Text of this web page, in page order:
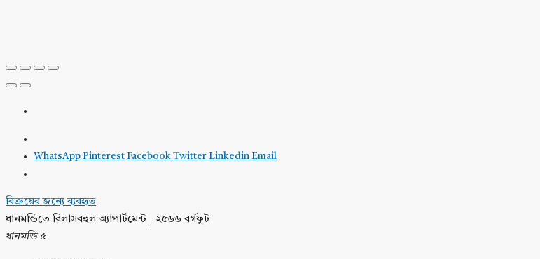
WhatsApp Pinterest Facebook Twitter Linkedin Email
বিক্রয়ের জন্যেব্যবহৃত
ধানমন্ডিতে বিলাসবহুল অ্যাপার্টমেন্ট | ২৫৬৬ বর্গফুট
ধানমন্ডি ৫